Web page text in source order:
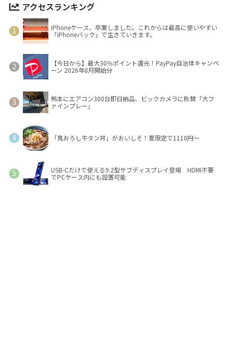
アクセスランキング
iPhoneケース、卒業しました。これからは最高に使いやすい
「iPhoneバック」で生きていきます。
【今日から】最大30％ポイント還元！PayPay自治体キャンペ
ーン 2026年8月開始分
熊本にエアコン300台即日納品、ビックカメラに称賛「大フ
ァインプレー」
「鬼おろし牛タン丼」がおいしそ！夏限定で1110円～
USB-Cだけで使える9.2型サブディスプレイ登場 HDMI不要
でPCケース内にも設置可能